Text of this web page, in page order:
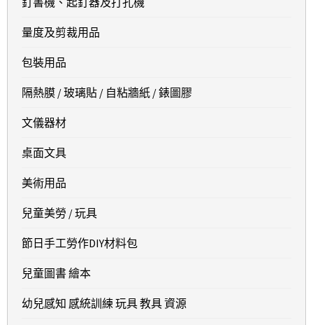
量度及剪裁用品
包裝用品
隔熱膜 / 玻璃貼 / 自粘牆紙 / 錶圖膠
文儀器材
桌面文具
美術用品
兒童美勞 / 玩具
節日手工勞作DIY材料包
兒童圖書 繪本
幼兒感知 感統訓練 玩具 教具 資源